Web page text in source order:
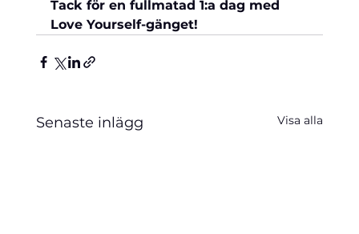
Tack för en fullmatad 1:a dag med
Love Yourself-gänget!
Senaste inlägg Visa alla